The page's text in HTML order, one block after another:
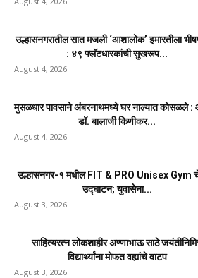
उल्हासनगरातील सात मजली ‘आशालोक’ इमारतीला
: ४९ फ्लॅटधारकांची सुखरूप...
August 4, 2026
मुसळधार पावसाने अंबरनाथमध्ये घर नाल्यात कोसळले :
डॉ. बालाजी किणीकर...
August 4, 2026
उल्हासनगर-१ मधील FIT & PRO Unisex Gym
उद्घाटन; युवासेना...
August 3, 2026
साहित्यरत्न लोकशाहीर अण्णाभाऊ साठे
विद्यार्थ्यांना मोफत वह्यांचे वाटप
August 3, 2026